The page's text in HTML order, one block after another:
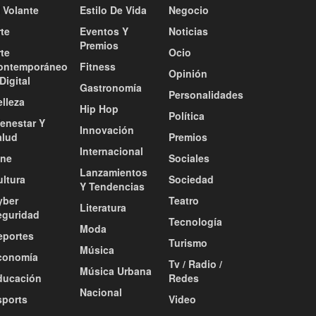
Volante
Y
Estilo De Vida
Eventos Y
Premios
Fitness
Gastronomía
Hip Hop
Innovación
Internacional
Lanzamientos
Y Tendencias
Literatura
Moda
Música
Música Urbana
Nacional
Negocio
Noticias
Ocio
Opinión
Personalidades
Política
Premios
Sociales
Sociedad
Teatro
Tecnología
Turismo
Tv / Radio /
Redes
Video